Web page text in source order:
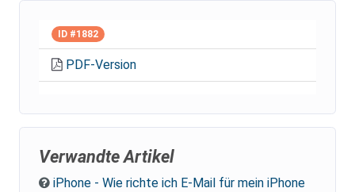
ID #1882
PDF-Version
Verwandte Artikel
iPhone - Wie richte ich E-Mail für mein iPhone